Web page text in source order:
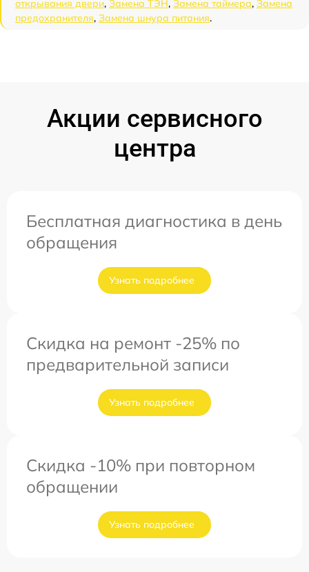
открывания двери, Замена ТЭН, Замена таймера, Замена
предохранителя, Замена шнура питания.
Акции сервисного
центра
Бесплатная диагностика в день
обращения
Узнать подробнее
Скидка на ремонт -25% по
предварительной записи
Узнать подробнее
Скидка -10% при повторном
обращении
Узнать подробнее